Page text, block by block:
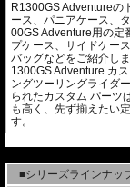
R1300GS Adventureの
ース、パニアケース、
00GS Adventure用の定
プケース、サイドケー
バッグなどをご紹介し
1300GS Adventure カ
ングツーリングライダ
られたカスタム パーツ
も高く、先ず揃えたい
す。
■シリーズラインナッ